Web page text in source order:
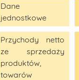
Dane
jednostkowe
Przychody netto
ze sprzedaży
produktów,
towarów